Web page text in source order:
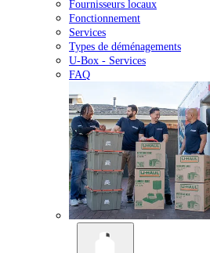
Fournisseurs locaux
Fonctionnement
Services
Types de déménagements
U-Box - Services
FAQ